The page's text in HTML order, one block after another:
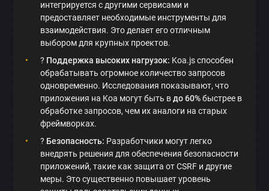
интегрируется с другими сервисами и
предоставляет необходимые инструменты для
взаимодействия. Это делает его отличным
выбором для крупных проектов.
? Поддержка высоких нагрузок: Koa.js способен
обрабатывать огромное количество запросов
одновременно. Исследования показывают, что
приложения на Koa могут быть вдо 60%быстрее в
обработке запросов, чем их аналоги на старых
фреймворках.
?️ Безопасность: Разработчики могут легко
внедрять решения для обеспечения безопасности
приложений, такие как защита от CSRF и другие
меры. Это существенно повышает уровень